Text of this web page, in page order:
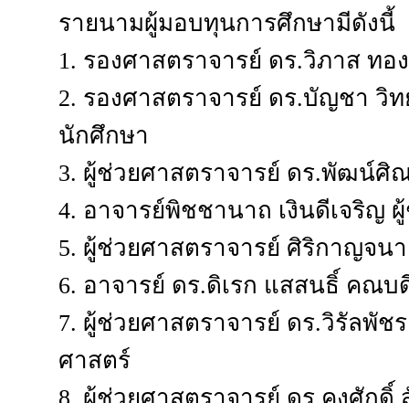
รายนามผู้มอบทุนการศึกษามีดังนี้
1. รองศาสตราจารย์ ดร.วิภาส ท
2. รองศาสตราจารย์ ดร.บัญชา
นักศึกษา
3. ผู้ช่วยศาสตราจารย์ ดร.พัฒน์ศิ
4. อาจารย์พิชชานาถ เงินดีเจริญ
5. ผู้ช่วยศาสตราจารย์ ศิริกาญจน
6. อาจารย์ ดร.ดิเรก แสสนธิ์ คณ
7. ผู้ช่วยศาสตราจารย์ ดร.วิรัลพั
ศาสตร์